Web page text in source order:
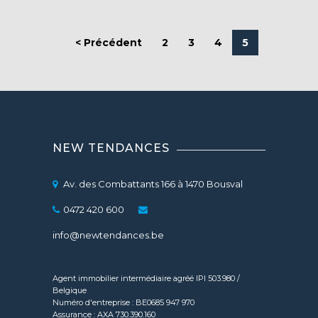
< Précédent 2 3 4 5
NEW TENDANCES
Av. des Combattants 166 à 1470 Bousval
0472 420 600
info@newtendances.be
Agent immobilier intermédiaire agréé IPI 503.980 /
Belgique
Numéro d'entreprise : BE0685 947 970
Assurance : AXA 730.390.160